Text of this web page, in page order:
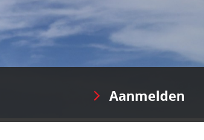
Aanmelden